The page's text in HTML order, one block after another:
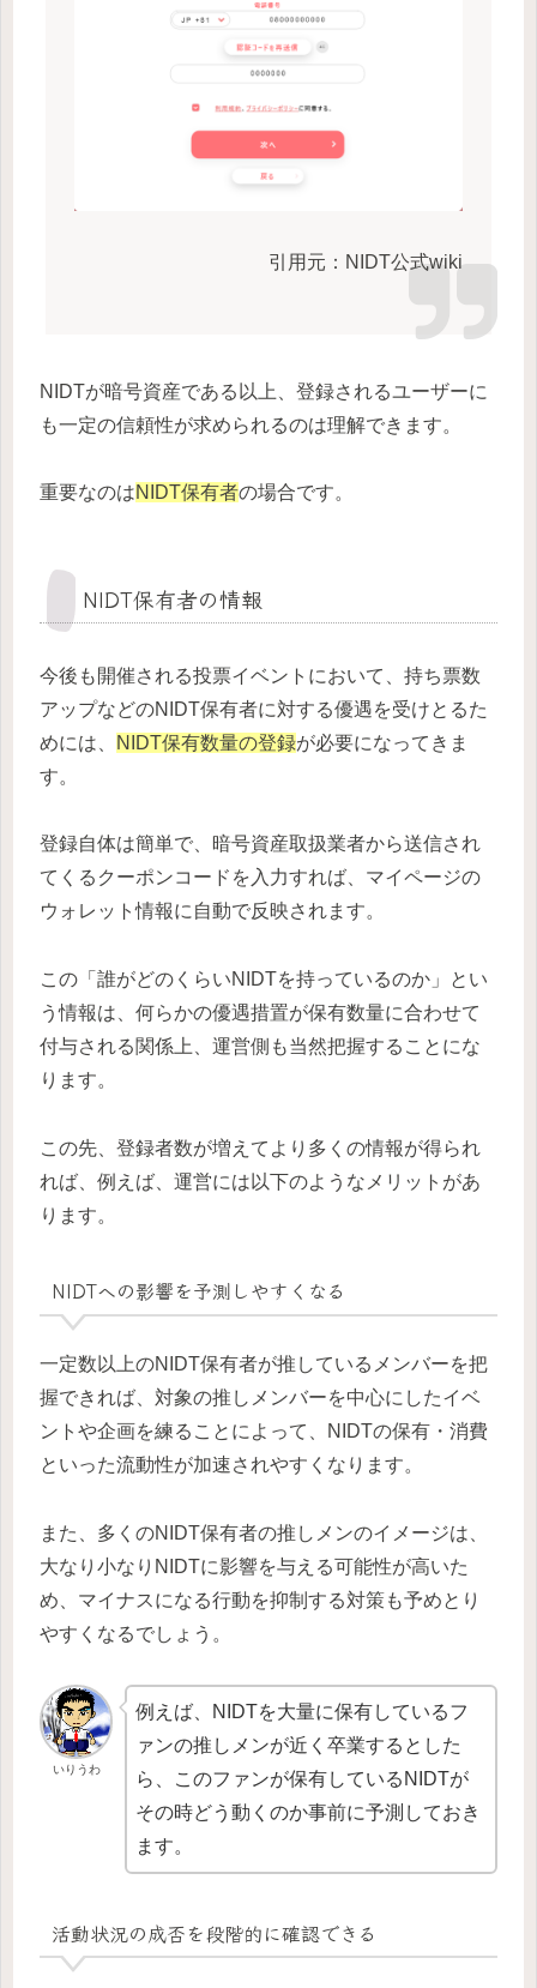
引用元：NIDT公式wiki
NIDTが暗号資産である以上、登録されるユーザーに
も一定の信頼性が求められるのは理解できます。
重要なのはNIDT保有者の場合です。
NIDT保有者の情報
今後も開催される投票イベントにおいて、持ち票数
アップなどのNIDT保有者に対する優遇を受けとるた
めには、
NIDT保有数量の登録が必要になってきま
す。
登録自体は簡単で、暗号資産取扱業者から送信され
てくるクーポンコードを入力すれば、マイページの
ウォレット情報に自動で反映されます。
この「誰がどのくらいNIDTを持っているのか」とい
う情報は、何らかの優遇措置が保有数量に合わせて
付与される関係上、運営側も当然把握することにな
ります。
この先、登録者数が増えてより多くの情報が得られ
れば、例えば、運営には以下のようなメリットがあ
ります。
NIDTへの影響を予測しやすくなる
一定数以上のNIDT保有者が推しているメンバーを把
握できれば、対象の推しメンバーを中心にしたイベ
ントや企画を練ることによって、NIDTの保有・消費
といった流動性が加速されやすくなります。
また、多くのNIDT保有者の推しメンのイメージは、
大なり小なりNIDTに影響を与える可能性が高いた
め、マイナスになる行動を抑制する対策も予めとり
やすくなるでしょう。
いりうわ
例えば、NIDTを大量に保有しているフ
ァンの推しメンが近く卒業するとした
ら、このファンが保有しているNIDTが
その時どう動くのか事前に予測しておき
ます。
活動状況の成否を段階的に確認できる